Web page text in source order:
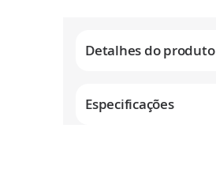
imagens
Detalhes do produto
Especificações